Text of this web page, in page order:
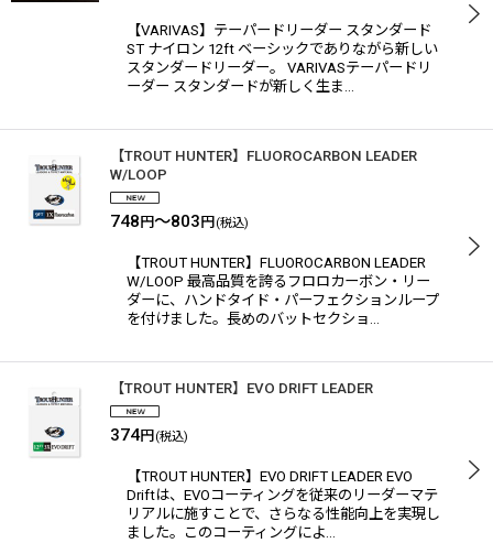
【VARIVAS】テーパードリーダー スタンダード
ST ナイロン 12ft ベーシックでありながら新しい
スタンダードリーダー。 VARIVASテーパードリ
ーダー スタンダードが新しく生ま…
【TROUT HUNTER】FLUOROCARBON LEADER
W/LOOP
748 円～803 円 (税込)
【TROUT HUNTER】FLUOROCARBON LEADER
W/LOOP 最高品質を誇るフロロカーボン・リー
ダーに、ハンドタイド・パーフェクションループ
を付けました。長めのバットセクショ…
【TROUT HUNTER】EVO DRIFT LEADER
374円 (税込)
【TROUT HUNTER】EVO DRIFT LEADER EVO
Driftは、EVOコーティングを従来のリーダーマテ
リアルに施すことで、さらなる性能向上を実現し
ました。このコーティングによ…